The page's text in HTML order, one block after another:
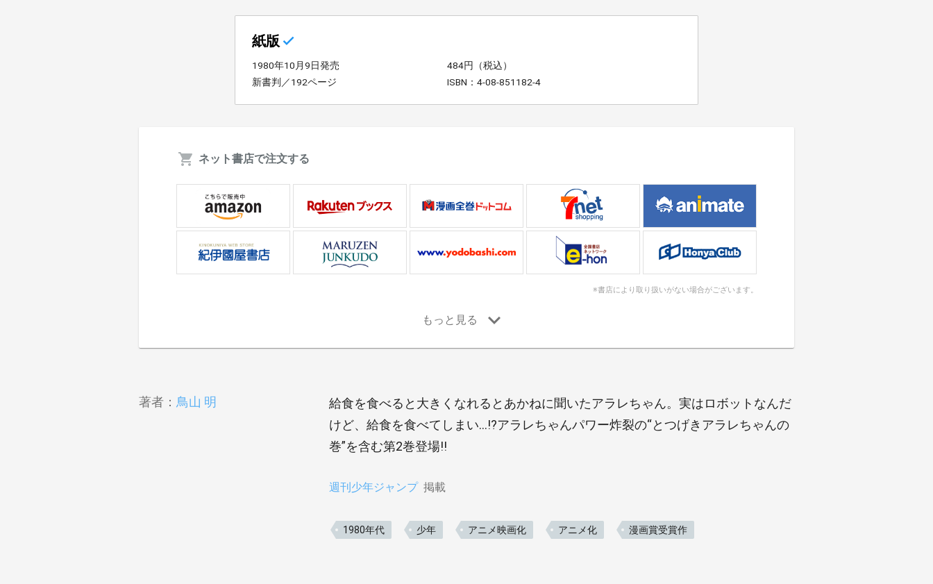
紙版
1980年10月9日発売
484円（税込）
新書判／192ページ
ISBN：4-08-851182-4
ネット書店で注文する
※書店により取り扱いがない場合がございます。
著者： 鳥山 明
給食を食べると大きくなれるとあかねに聞いたアラレちゃん。実はロボットなんだ
けど、給食を食べてしまい…!?アラレちゃんパワー炸裂の“とつげきアラレちゃんの
巻”を含む第2巻登場!!
週刊少年ジャンプ 掲載
1980年代 少年 アニメ映画化 アニメ化 漫画賞受賞作